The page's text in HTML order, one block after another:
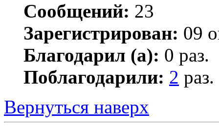
Сообщений: 23
Зарегистрирован: 09
Благодарил (а): 0 раз.
Поблагодарили: 2 раз.
Вернуться наверх